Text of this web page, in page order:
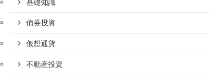
基礎知識
債券投資
仮想通貨
不動産投資